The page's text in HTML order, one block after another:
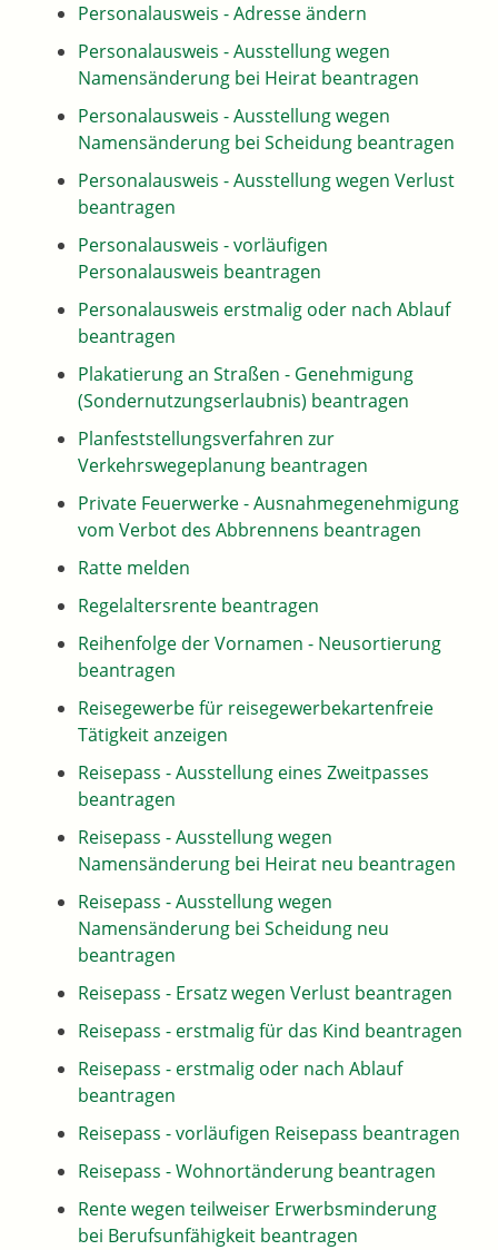
Personalausweis - Adresse ändern
Personalausweis - Ausstellung wegen
Namensänderung bei Heirat beantragen
Personalausweis - Ausstellung wegen
Namensänderung bei Scheidung beantragen
Personalausweis - Ausstellung wegen Verlust
beantragen
Personalausweis - vorläufigen
Personalausweis beantragen
Personalausweis erstmalig oder nach Ablauf
beantragen
Plakatierung an Straßen - Genehmigung
(Sondernutzungserlaubnis) beantragen
Planfeststellungsverfahren zur
Verkehrswegeplanung beantragen
Private Feuerwerke - Ausnahmegenehmigung
vom Verbot des Abbrennens beantragen
Ratte melden
Regelaltersrente beantragen
Reihenfolge der Vornamen - Neusortierung
beantragen
Reisegewerbe für reisegewerbekartenfreie
Tätigkeit anzeigen
Reisepass - Ausstellung eines Zweitpasses
beantragen
Reisepass - Ausstellung wegen
Namensänderung bei Heirat neu beantragen
Reisepass - Ausstellung wegen
Namensänderung bei Scheidung neu
beantragen
Reisepass - Ersatz wegen Verlust beantragen
Reisepass - erstmalig für das Kind beantragen
Reisepass - erstmalig oder nach Ablauf
beantragen
Reisepass - vorläufigen Reisepass beantragen
Reisepass - Wohnortänderung beantragen
Rente wegen teilweiser Erwerbsminderung
bei Berufsunfähigkeit beantragen